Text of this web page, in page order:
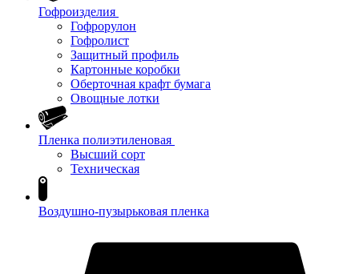
Гофроизделия
Гофрорулон
Гофролист
Защитный профиль
Картонные коробки
Оберточная крафт бумага
Овощные лотки
Пленка полиэтиленовая
Высший сорт
Техническая
Воздушно-пузырьковая пленка